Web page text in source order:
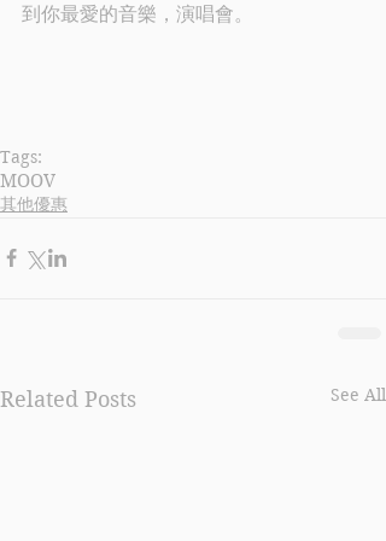
到你最愛的音樂，演唱會。
Tags:
MOOV
其他優惠
Related Posts See All